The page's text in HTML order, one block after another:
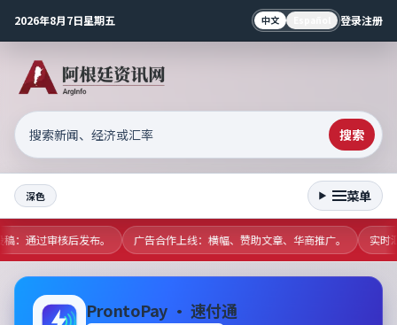
2026年8月7日星期五 中文 登录注册
搜索
深色 菜单
：通过审核后发布。 广告合作上线：横幅、赞助文章、华商推广。 实时
ProntoPay · 速付通